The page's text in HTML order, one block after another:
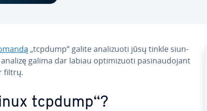
„tcpdump“ galite ana­li­zuo­ti jūsų tinkle siun­
analizę galima dar labiau op­ti­mi­zuo­ti pa­si­nau­do­jant
filtrų.
tcpdump“?